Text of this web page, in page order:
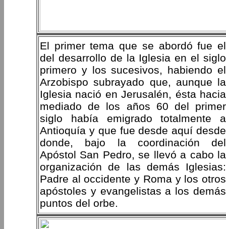
El primer tema que se abordó fue el
del desarrollo de la Iglesia en el siglo
primero y los sucesivos, habiendo el
Arzobispo subrayado que, aunque la
Iglesia nació en Jerusalén, ésta hacia
mediado de los años 60 del primer
siglo había emigrado totalmente a
Antioquía y que fue desde aquí desde
donde, bajo la coordinación del
Apóstol San Pedro, se llevó a cabo la
organización de las demás Iglesias:
Padre al occidente y Roma y los otros
apóstoles y evangelistas a los demás
puntos del orbe.